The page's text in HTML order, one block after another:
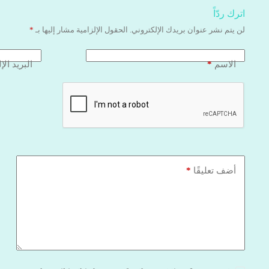
اترك ردّاً
لن يتم نشر عنوان بريدك الإلكتروني. الحقول الإلزامية مشار إليها بـ *
الاسم* البريد
أضف تعليقًا *